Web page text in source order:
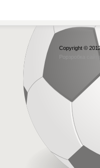
Copyright ©
Рорзробка